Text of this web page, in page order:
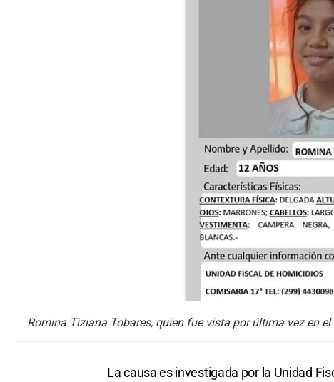
Romina Tiziana Tobares, quien fue vista por última vez en el
La causa es investigada por la Unidad